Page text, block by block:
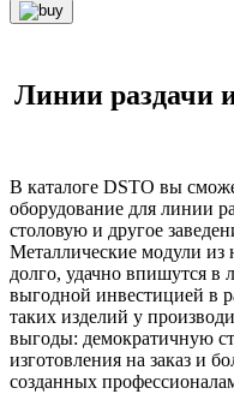
Линии раздачи
В каталоге DSTO вы
оборудование для линии
столовую и другое
Металлические модули
долго, удачно впишутся в
выгодной инвестицией в
таких изделий у
выгоды: демократичную
изготовления на заказ и
созданных